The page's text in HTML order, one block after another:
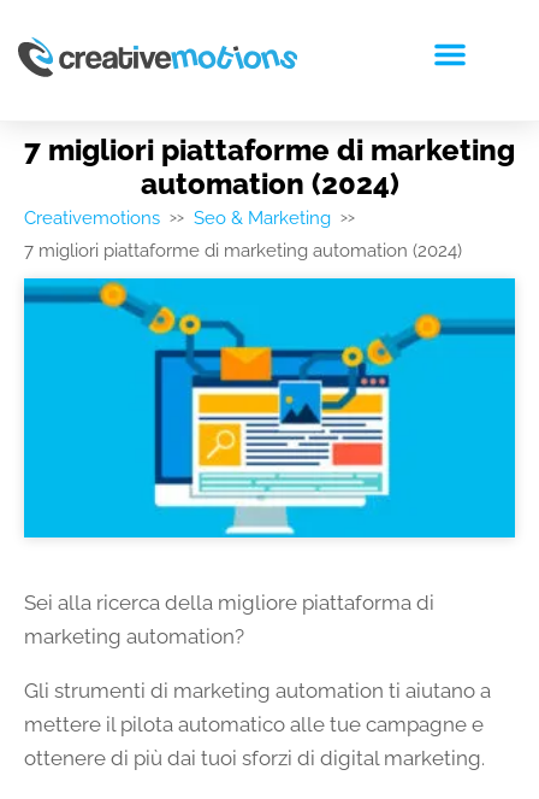
7 migliori piattaforme di marketing
automation (2024)
Creativemotions >> Seo & Marketing >>
7 migliori piattaforme di marketing automation (2024)
Sei alla ricerca della migliore piattaforma di
marketing automation?
Gli strumenti di marketing automation ti aiutano a
mettere il pilota automatico alle tue campagne e
ottenere di più dai tuoi sforzi di digital marketing.